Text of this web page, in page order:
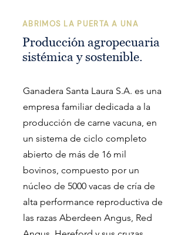
ABRIMOS LA PUERTA A UNA
Producción agropecuaria
sistémica y sostenible.
Ganadera Santa Laura S.A. es una
empresa familiar dedicada a la
producción de carne vacuna, en
un sistema de ciclo completo
abierto de más de 16 mil
bovinos, compuesto por un
núcleo de 5000 vacas de cría de
alta performance reproductiva de
las razas Aberdeen Angus, Red